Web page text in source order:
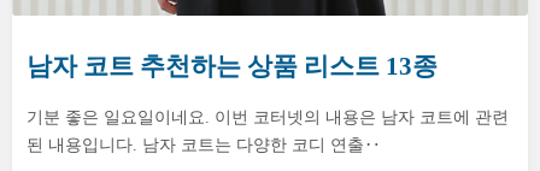
남자 코트 추천하는 상품 리스트 13종
기분 좋은 일요일이네요. 이번 코터넷의 내용은 남자 코트에 관련
된 내용입니다. 남자 코트는 다양한 코디 연출‥